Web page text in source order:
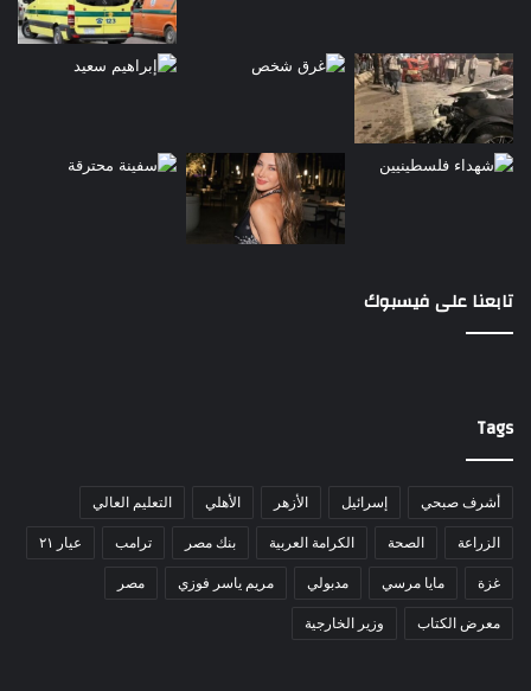
تابعنا على فيسبوك
Tags
أشرف صبحي إسرائيل الأزهر الأهلي التعليم العالي
الزراعة الصحة الكرامة العربية بنك مصر ترامب عيار ٢١
غزة مايا مرسي مدبولي مريم ياسر فوزي مصر
معرض الكتاب وزير الخارجية